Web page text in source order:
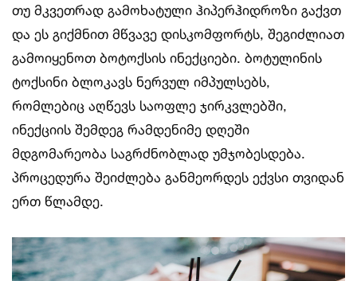
თუ მკვეთრად გამოხატული ჰიპერჰიდროზი გაქვთ
და ეს გიქმნით მწვავე დისკომფორტს, შეგიძლიათ
გამოიყენოთ ბოტოქსის ინექციები. ბოტულინის
ტოქსინი ბლოკავს ნერვულ იმპულსებს,
რომლებიც აღწევს საოფლე ჯირკვლებში,
ინექციის შემდეგ რამდენიმე დღეში
მდგომარეობა საგრძნობლად უმჯობესდება.
პროცედურა შეიძლება განმეორდეს ექვსი თვიდან
ერთ წლამდე.